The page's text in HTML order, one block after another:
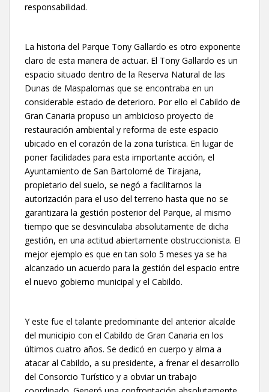
responsabilidad.
La historia del Parque Tony Gallardo es otro exponente
claro de esta manera de actuar. El Tony Gallardo es un
espacio situado dentro de la Reserva Natural de las
Dunas de Maspalomas que se encontraba en un
considerable estado de deterioro. Por ello el Cabildo de
Gran Canaria propuso un ambicioso proyecto de
restauración ambiental y reforma de este espacio
ubicado en el corazón de la zona turística. En lugar de
poner facilidades para esta importante acción, el
Ayuntamiento de San Bartolomé de Tirajana,
propietario del suelo, se negó a facilitarnos la
autorización para el uso del terreno hasta que no se
garantizara la gestión posterior del Parque, al mismo
tiempo que se desvinculaba absolutamente de dicha
gestión, en una actitud abiertamente obstruccionista. El
mejor ejemplo es que en tan solo 5 meses ya se ha
alcanzado un acuerdo para la gestión del espacio entre
el nuevo gobierno municipal y el Cabildo.
Y este fue el talante predominante del anterior alcalde
del municipio con el Cabildo de Gran Canaria en los
últimos cuatro años. Se dedicó en cuerpo y alma a
atacar al Cabildo, a su presidente, a frenar el desarrollo
del Consorcio Turístico y a obviar un trabajo